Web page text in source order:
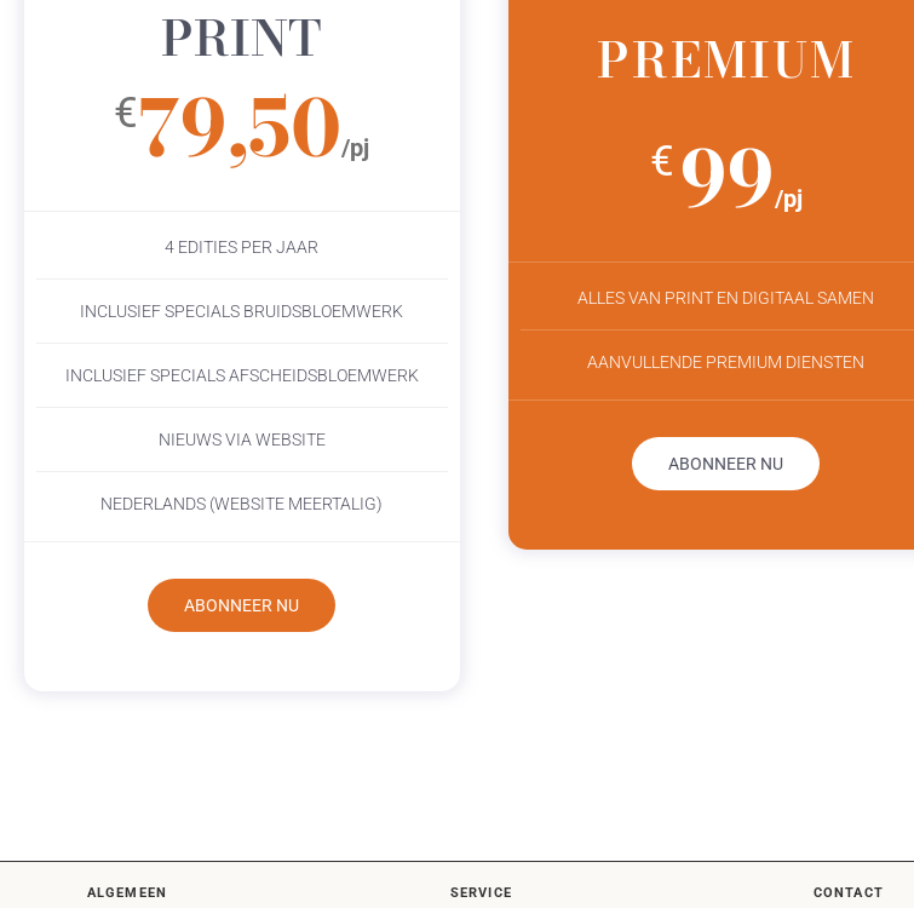
PRINT
€79,50/pj
4 EDITIES PER JAAR
INCLUSIEF SPECIALS BRUIDSBLOEMWERK
INCLUSIEF SPECIALS AFSCHEIDSBLOEMWERK
NIEUWS VIA WEBSITE
NEDERLANDS (WEBSITE MEERTALIG)
ABONNEER NU
PREMIUM
€ 99/pj
ALLES VAN PRINT EN DIGITAAL SAMEN
AANVULLENDE PREMIUM DIENSTEN
ABONNEER NU
ALGEMEEN SERVICE CONTACT